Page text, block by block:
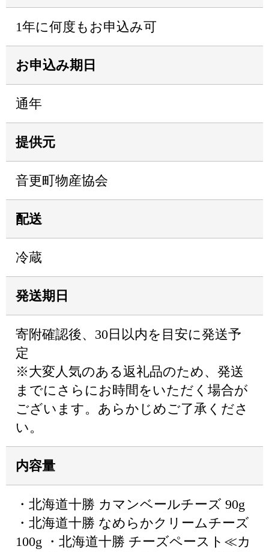
1年に何度もお申込み可
お申込み期日
通年
提供元
音更町物産協会
配送
冷蔵
発送期日
寄附確認後、30日以内を目安に発送予
定
※大変人気のある返礼品のため、発送
までにさらにお時間をいただく場合が
ございます。あらかじめご了承くださ
い。
内容量
・北海道十勝 カマンベールチーズ 90g
・北海道十勝 なめらかクリームチーズ
100g ・北海道十勝 チーズペースト≪カ